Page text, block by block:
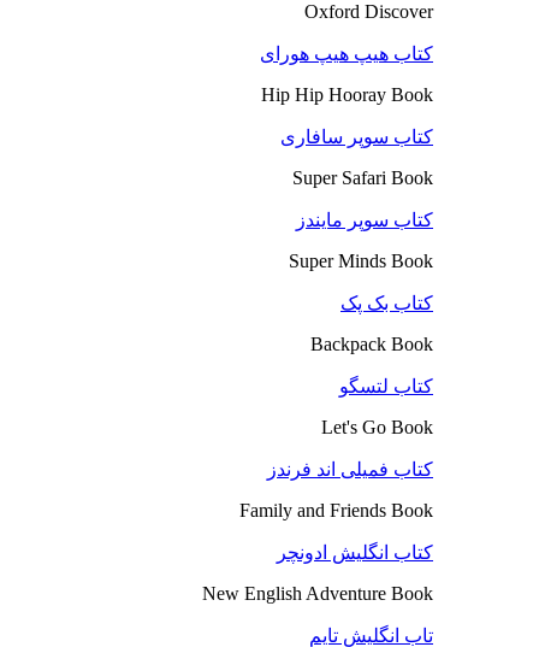
Oxford Discover
کتاب هیپ هیپ هورای
Hip Hip Hooray Book
کتاب سوپر سافاری
Super Safari Book
کتاب سوپر مایندز
Super Minds Book
کتاب بک پک
Backpack Book
کتاب لتسگو
Let's Go Book
کتاب فمیلی اند فرندز
Family and Friends Book
کتاب انگلیش ادونچر
New English Adventure Book
تاب انگلیش تایم